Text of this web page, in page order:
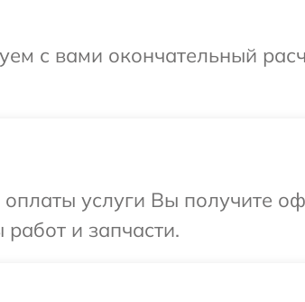
с вами окончательный
оплаты услуги Вы получите
и запчасти.